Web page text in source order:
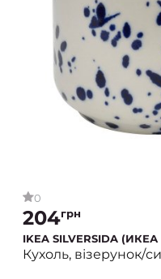
0
204грн
IKEA SILVERSIDA
Кухоль, візерунок/